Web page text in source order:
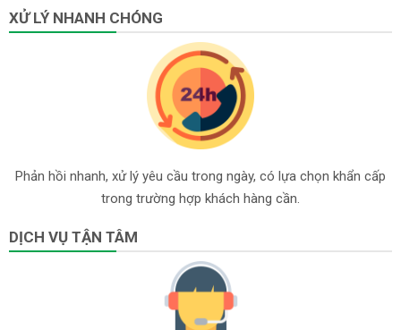
XỬ LÝ NHANH CHÓNG
Phản hồi nhanh, xử lý yêu cầu trong ngày, có lựa chọn khẩn cấp
trong trường hợp khách hàng cần.
DỊCH VỤ TẬN TÂM